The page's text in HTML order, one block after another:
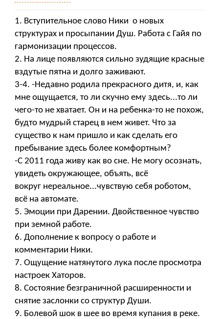
1. Вступительное слово Ники о новых
структурах и просыпании Душ. Работа с Гайя по
гармонизации процессов.
2. На лице появляются сильно зудящие красные
вздутые пятна и долго заживают.
3-4. -Недавно родила прекрасного дитя, и, как
мне ощущается, то ли скучно ему здесь...то ли
чего-то не хватает. Он и на ребенка-то не похож,
будто мудрый старец в нем живет. Что за
существо к нам пришло и как сделать его
пребывание здесь более комфортным?
-С 2011 года живу как во сне. Не могу осознать,
увидеть окружающее, объять, всё
вокруг нереальное...чувствую себя роботом,
всё на автомате.
5. Эмоции при Дарении. Двойственное чувство
при земной работе.
6. Дополнение к вопросу о работе и
комментарии Ники.
7. Ощущение натянутого лука после просмотра
настроек Хаторов.
8. Состояние безграничной расширенности и
снятие заслонки со структур Души.
9. Болевой шок в шее во время купания в реке.